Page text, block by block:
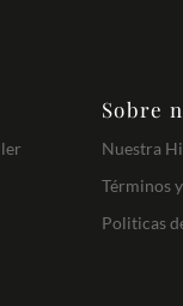
Sobre
Nuestra
Términos
Politicas